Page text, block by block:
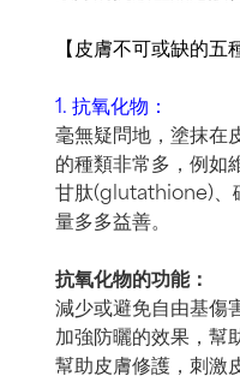
【皮膚不可或缺的五
1. 抗氧化物：
毫無疑問地，塗抹在
的種類非常多，例
甘肽(glutathione)、
量多多益善。
抗氧化物的功能：
減少或避免自由基傷
加強防曬的效果，幫
幫助皮膚修護，刺激